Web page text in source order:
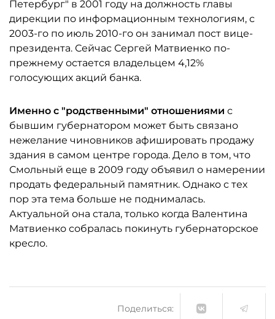
Петербург" в 2001 году на должность главы
дирекции по информационным технологиям, с
2003-го по июль 2010-го он занимал пост вице-
президента. Сейчас Сергей Матвиенко по-
прежнему остается владельцем 4,12%
голосующих акций банка.
Именно с "родственными" отношениями с
бывшим губернатором может быть связано
нежелание чиновников афишировать продажу
здания в самом центре города. Дело в том, что
Смольный еще в 2009 году объявил о намерении
продать федеральный памятник. Однако с тех
пор эта тема больше не поднималась.
Актуальной она стала, только когда Валентина
Матвиенко собралась покинуть губернаторское
кресло.
Поделиться: